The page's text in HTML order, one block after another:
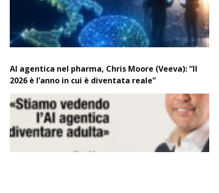
AI agentica nel pharma, Chris Moore (Veeva): “Il
2026 è l’anno in cui è diventata reale”